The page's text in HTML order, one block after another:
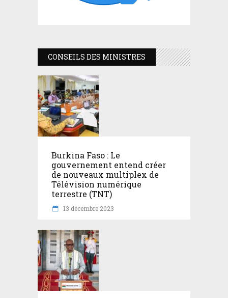
CONSEILS DES MINISTRES
Burkina Faso : Le
gouvernement entend créer
de nouveaux multiplex de
Télévision numérique
terrestre (TNT)
13 décembre 2023